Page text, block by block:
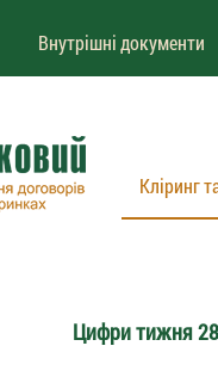
Внутрішні документи
Кліринг
Цифри тижня